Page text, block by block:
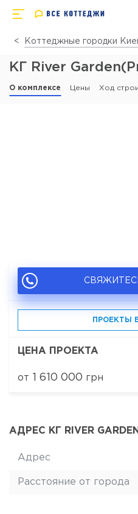
Коттеджные городки
КГ River
О комплексе Цены Ход
ПРОЕКТЫ
ЦЕНА ПРОЕКТА
от 1 610 000 грн
АДРЕС КГ RIVER GARDEN
Адрес
Расстояние от города